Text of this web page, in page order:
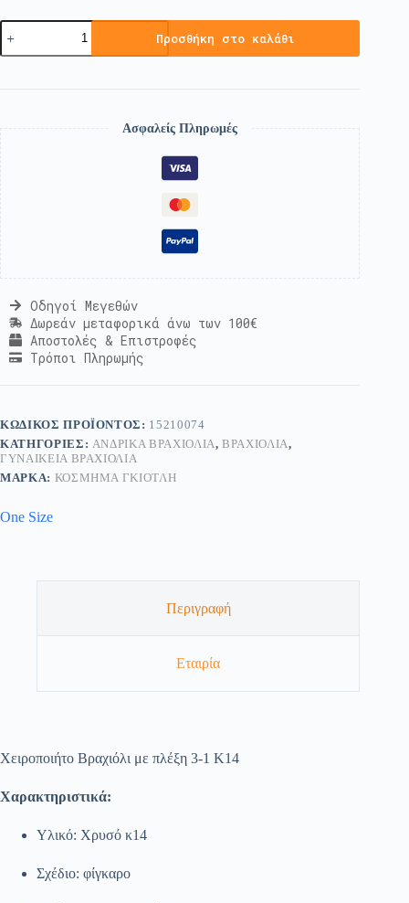
Προσθήκη στο καλάθι
Ασφαλείς Πληρωμές
Οδηγοί Μεγεθών
Δωρεάν μεταφορικά άνω των 100€
Αποστολές & Επιστροφές
Τρόποι Πληρωμής
ΚΩΔΙΚΌΣ ΠΡΟΪΌΝΤΟΣ: 15210074
ΚΑΤΗΓΟΡΊΕΣ: ΑΝΔΡΙΚΆ ΒΡΑΧΙΌΛΙΑ,ΒΡΑΧΙΌΛΙΑ,
ΓΥΝΑΙΚΕΊΑ ΒΡΑΧΙΌΛΙΑ
ΜΆΡΚΑ: ΚΟΣΜΗΜΑ ΓΚΙΟΤΛΗ
One Size
Περιγραφή
Εταιρία
Χειροποιήτο Βραχιόλι με πλέξη 3-1 Κ14
Χαρακτηριστικά:
Υλικό: Χρυσό κ14
Σχέδιο: φίγκαρο